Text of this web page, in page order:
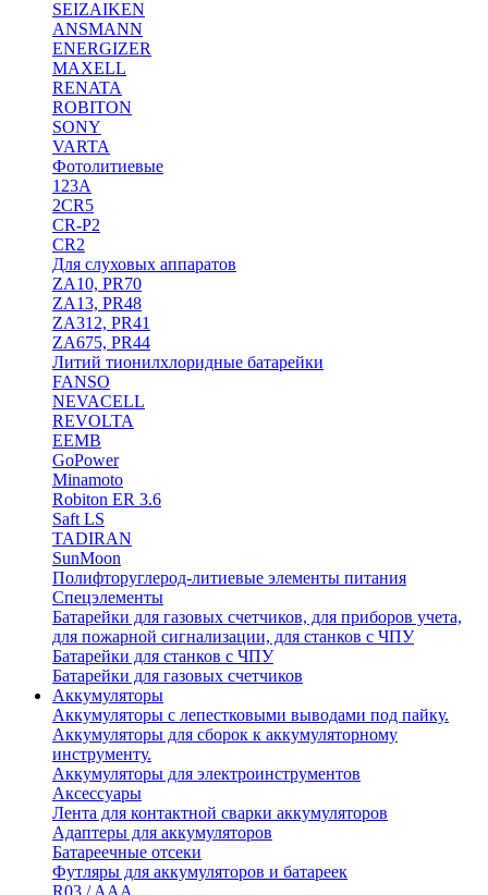
SEIZAIKEN
ANSMANN
ENERGIZER
MAXELL
RENATA
ROBITON
SONY
VARTA
Фотолитиевые
123A
2CR5
CR-P2
CR2
Для слуховых аппаратов
ZA10, PR70
ZA13, PR48
ZA312, PR41
ZA675, PR44
Литий тионилхлоридные батарейки
FANSO
NEVACELL
REVOLTA
EEMB
GoPower
Minamoto
Robiton ER 3.6
Saft LS
TADIRAN
SunMoon
Полифторуглерод-литиевые элементы питания
Спецэлементы
Батарейки для газовых счетчиков, для приборов учета,
для пожарной сигнализации, для станков с ЧПУ
Батарейки для станков с ЧПУ
Батарейки для газовых счетчиков
Аккумуляторы
Аккумуляторы с лепестковыми выводами под пайку.
Аккумуляторы для сборок к аккумуляторному
инструменту.
Аккумуляторы для электроинструментов
Аксессуары
Лента для контактной сварки аккумуляторов
Адаптеры для аккумуляторов
Батареечные отсеки
Футляры для аккумуляторов и батареек
R03 / AAA